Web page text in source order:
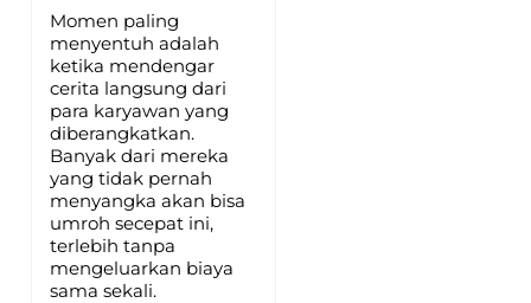
Momen paling
menyentuh adalah
ketika mendengar
cerita langsung dari
para karyawan yang
diberangkatkan.
Banyak dari mereka
yang tidak pernah
menyangka akan bisa
umroh secepat ini,
terlebih tanpa
mengeluarkan biaya
sama sekali.